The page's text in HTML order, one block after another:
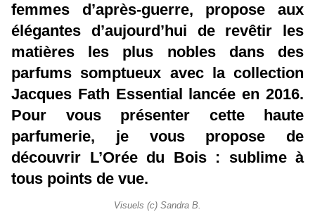
femmes d’après-guerre, propose aux
élégantes d’aujourd’hui de revêtir les
matières les plus nobles dans des
parfums somptueux avec la collection
Jacques Fath Essential lancée en 2016.
Pour vous présenter cette haute
parfumerie, je vous propose de
découvrir L’Orée du Bois : sublime à
tous points de vue.
Visuels (c) Sandra B.